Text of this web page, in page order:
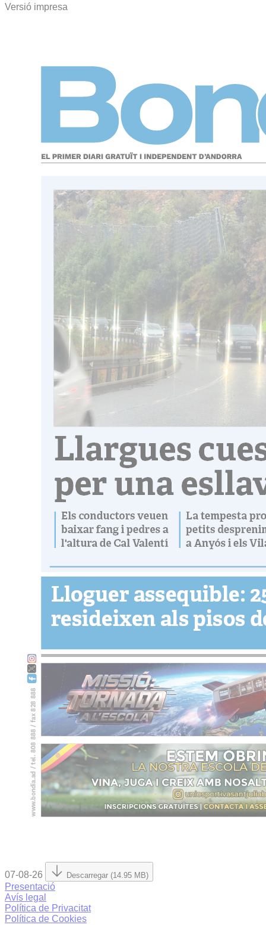
Versió impresa
07-08-26 Descarregar (14.95 MB)
Presentació
Avís legal
Política de Privacitat
Política de Cookies